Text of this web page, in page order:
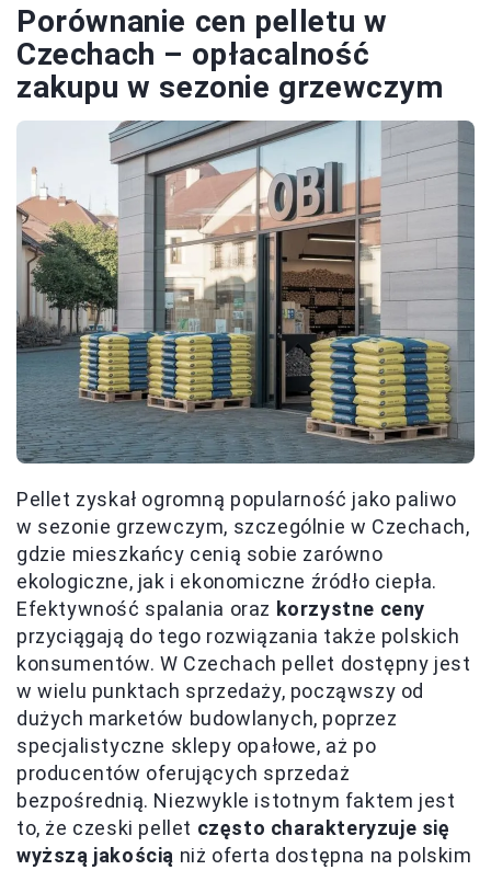
Porównanie cen pelletu w
Czechach – opłacalność
zakupu w sezonie grzewczym
Pellet zyskał ogromną popularność jako paliwo
w sezonie grzewczym, szczególnie w Czechach,
gdzie mieszkańcy cenią sobie zarówno
ekologiczne, jak i ekonomiczne źródło ciepła.
Efektywność spalania oraz korzystne ceny
przyciągają do tego rozwiązania także polskich
konsumentów. W Czechach pellet dostępny jest
w wielu punktach sprzedaży, począwszy od
dużych marketów budowlanych, poprzez
specjalistyczne sklepy opałowe, aż po
producentów oferujących sprzedaż
bezpośrednią. Niezwykle istotnym faktem jest
to, że czeski pellet często charakteryzuje się
wyższą jakością niż oferta dostępna na polskim